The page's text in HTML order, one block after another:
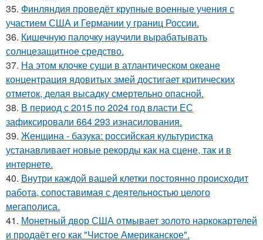
35. Финляндия проведёт крупные военные учения с
участием США и Германии у границ России.
36. Кишечную палочку научили вырабатывать
солнцезащитное средство.
37. На этом клочке суши в атлантическом океане
концентрация ядовитых змей достигает критических
отметок, делая высадку смертельно опасной.
38. В период с 2015 по 2024 год власти ЕС
зафиксировали 664 293 изнасилования.
39. Женщина - базука: российская культуристка
устанавливает новые рекорды как на сцене, так и в
интернете.
40. Внутри каждой вашей клетки постоянно происходит
работа, сопоставимая с деятельностью целого
мегаполиса.
41. Монетный двор США отмывает золото наркокартелей
и продаёт его как "Чистое Американское".